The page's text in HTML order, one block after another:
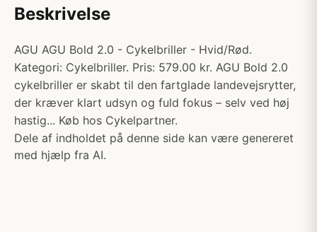
Beskrivelse
AGU AGU Bold 2.0 - Cykelbriller - Hvid/Rød.
Kategori: Cykelbriller. Pris: 579.00 kr. AGU Bold 2.0
cykelbriller er skabt til den fartglade landevejsrytter,
der kræver klart udsyn og fuld fokus – selv ved høj
hastig... Køb hos Cykelpartner.
Dele af indholdet på denne side kan være genereret
med hjælp fra AI.